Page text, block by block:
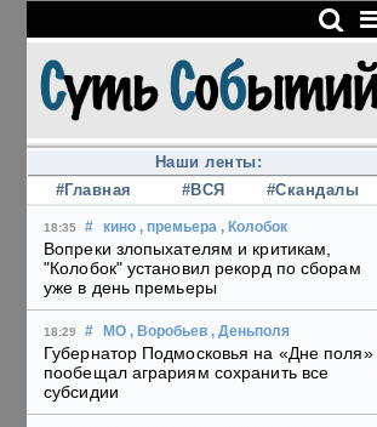
Наши ленты:
#Главная
#ВСЯ #Скандалы
18:35 # кино , премьера , Колобок
Вопреки злопыхателям и критикам,
"Колобок" установил рекорд по сборам
уже в день премьеры
18:29 # МО , Воробьев , Деньполя
Губернатор Подмосковья на «Дне поля»
пообещал аграриям сохранить все
субсидии